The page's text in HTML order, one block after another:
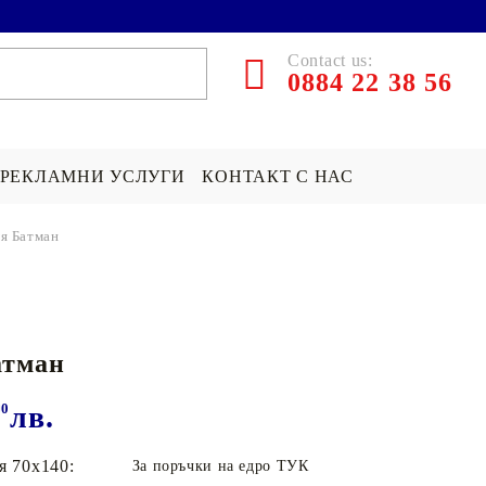
Contact us:
0884 22 38 56
РЕКЛАМНИ УСЛУГИ КОНТАКТ С НАС
Батман
лв.
70х140: За поръчки на едро ТУК